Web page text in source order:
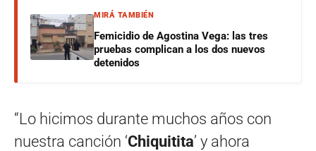
MIRÁ TAMBIÉN
Femicidio de Agostina Vega: las tres
pruebas complican a los dos nuevos
detenidos
“Lo hicimos durante muchos años con
nuestra canción ‘Chiquitita’ y ahora